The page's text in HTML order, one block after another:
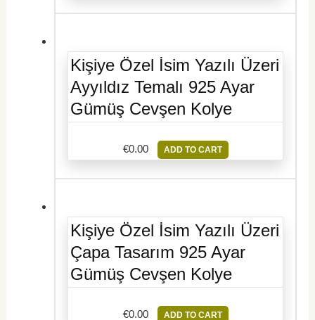
Kişiye Özel İsim Yazılı Üzeri
Ayyıldız Temalı 925 Ayar
Gümüş Cevşen Kolye
€0.00 ADD TO CART
Kişiye Özel İsim Yazılı Üzeri
Çapa Tasarım 925 Ayar
Gümüş Cevşen Kolye
€0.00 ADD TO CART